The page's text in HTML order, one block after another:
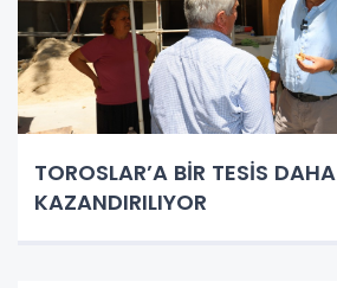
TOROSLAR’A BİR TESİS DAHA
KAZANDIRILIYOR